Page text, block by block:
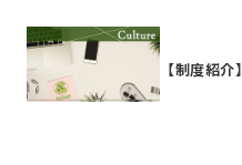
【制度紹